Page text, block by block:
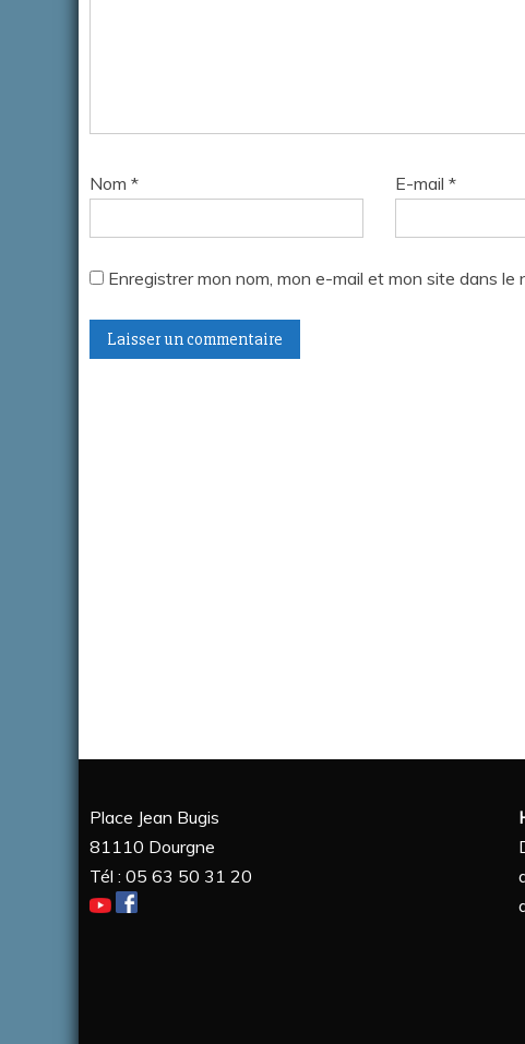
Nom * E-mail *
Enregistrer mon nom, mon e-mail et mon site dans
Place Jean Bugis
81110 Dourgne
Tél : 05 63 50 31 20